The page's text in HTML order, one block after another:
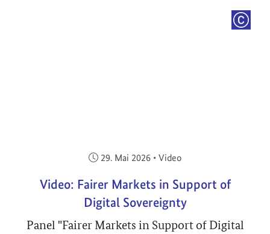
Veröffentlicht am:
29. Mai 2026 • Video
Video: Fairer Markets in Support of
Digital Sovereignty
Panel "Fairer Markets in Support of Digital